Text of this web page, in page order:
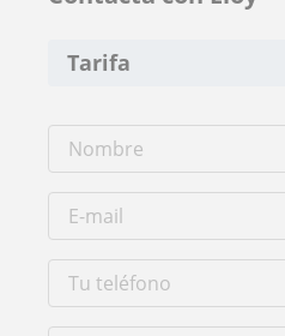
Tarifa